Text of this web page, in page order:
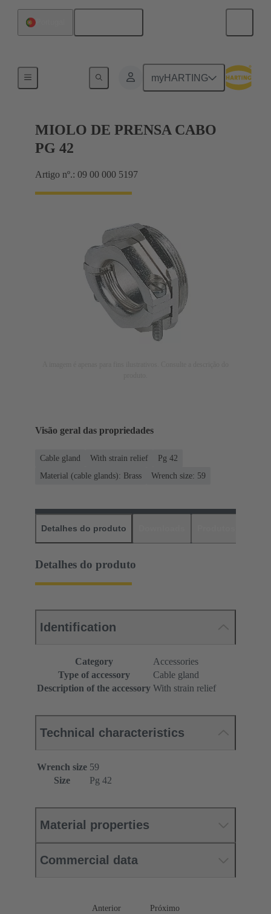
myHARTING
MIOLO DE PRENSA CABO
PG 42
Artigo nº.: 09 00 000 5197
Visão geral das propriedades
Cable gland With strain relief
Pg 42
Material (cable glands): Brass
Wrench size: 59
Detalhes do produto
Detalhes do produto
Identification
Category
Accessories
Type of accessory
Cable gland
Description of the accessory With strain relief
Technical characteristics
Wrench size 59
Size
Pg 42
Material properties
Commercial data
Anterior Próximo